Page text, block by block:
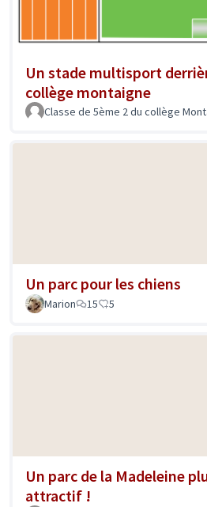
Un stade multisport
collège montaigne
Classe de 5ème 2 du collège
Un parc pour les chiens
Marion
15 5
Un parc de la Madeleine
attractif !